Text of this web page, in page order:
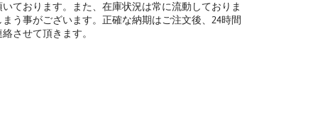
ております。また、在庫状況は常に流動しておりま
う事がございます。正確な納期はご注文後、24時間
させて頂きます。